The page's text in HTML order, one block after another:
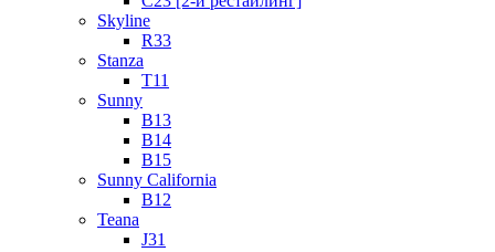
Skyline
R33
Stanza
T11
Sunny
B13
B14
B15
Sunny California
B12
Teana
J31